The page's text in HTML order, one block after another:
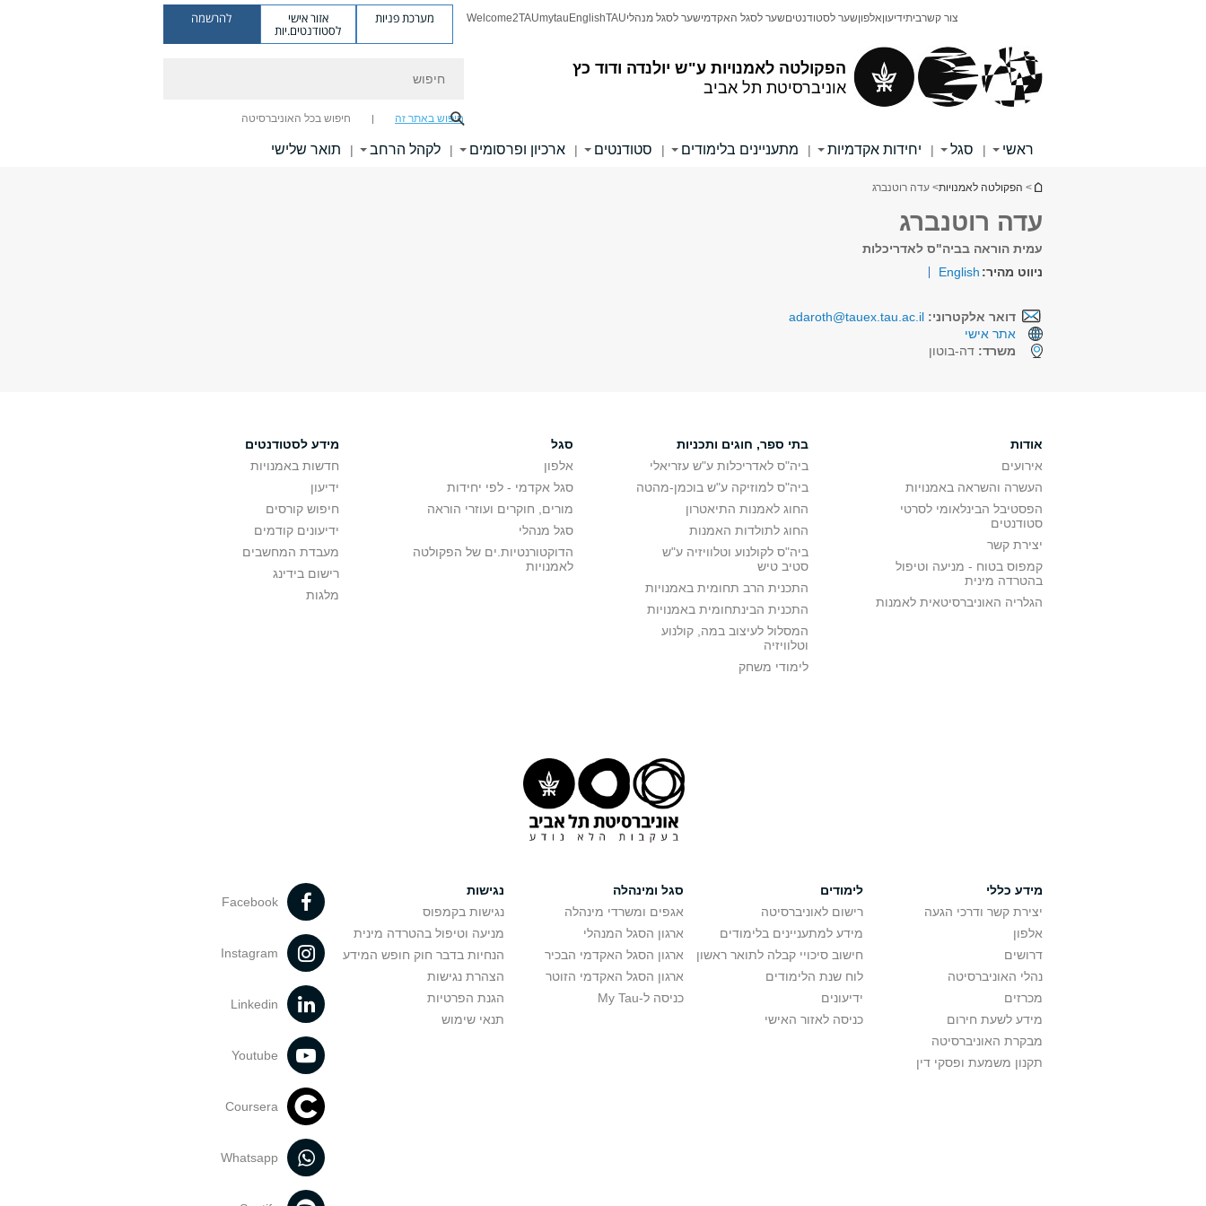
הפקולטה לאמנויות ע"ש יולנדה ודוד כץ
אוניברסיטת תל אביב
צור קשרביתידיעוןאלפוןשער לסטודנטיםשער לסגל האקדמישער לסגל מנהליTAU
English
mytau
Welcome2TAU מערכת פניות אזור אישי
לסטודנטים.יות
להרשמה
חיפוש באתר זה חיפוש בכל האוניברסיטה
ראשי | סגל | יחידות אקדמיות | מתעניינים בלימודים | סטודנטים | ארכיון ופרסומים | לקהל הרחב | תואר שלישי
הינך נמצא כאן
> הפקולטה לאמנויות> עדה רוטנברג
עדה רוטנברג
עמית הוראה בביה"ס לאדריכלות
ניווט מהיר: English
דואר אלקטרוני: adaroth@tauex.tau.ac.il
אתר אישי
משרד: דה-בוטון
אודות
אירועים
העשרה והשראה באמנויות
הפסטיבל הבינלאומי לסרטי
סטודנטים
יצירת קשר
קמפוס בטוח - מניעה וטיפול
בהטרדה מינית
הגלריה האוניברסיטאית לאמנות
בתי ספר, חוגים ותכניות
ביה"ס לאדריכלות ע"ש עזריאלי
ביה"ס למוזיקה ע"ש בוכמן-מהטה
החוג לאמנות התיאטרון
החוג לתולדות האמנות
ביה"ס לקולנוע וטלוויזיה ע"ש
סטיב טיש
התכנית הרב תחומית באמנויות
התכנית הבינתחומית באמנויות
המסלול לעיצוב במה, קולנוע
וטלוויזיה
לימודי משחק
סגל
אלפון
סגל אקדמי - לפי יחידות
מורים, חוקרים ועוזרי הוראה
סגל מנהלי
הדוקטורנטיות.ים של הפקולטה
לאמנויות
מידע לסטודנטים
חדשות באמנויות
ידיעון
חיפוש קורסים
ידיעונים קודמים
מעבדת המחשבים
רישום בידינג
מלגות
מידע כללי
יצירת קשר ודרכי הגעה
אלפון
דרושים
נהלי האוניברסיטה
מכרזים
מידע לשעת חירום
מבקרת האוניברסיטה
תקנון משמעת ופסקי דין
לימודים
רישום לאוניברסיטה
מידע למתעניינים בלימודים
חישוב סיכויי קבלה לתואר ראשון
לוח שנת הלימודים
ידיעונים
כניסה לאזור האישי
סגל ומינהלה
אגפים ומשרדי מינהלה
ארגון הסגל המנהלי
ארגון הסגל האקדמי הבכיר
ארגון הסגל האקדמי הזוטר
כניסה ל-My Tau
נגישות
נגישות בקמפוס
מניעה וטיפול בהטרדה מינית
הנחיות בדבר חוק חופש המידע
הצהרת נגישות
הגנת הפרטיות
תנאי שימוש
Facebook
Instagram
Linkedin
Youtube
Coursera
Whatsapp